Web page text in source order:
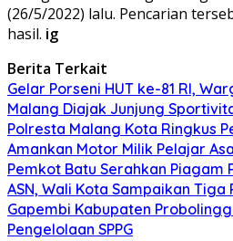
(26/5/2022) lalu. Pencarian
hasil. ig
Berita Terkait
Gelar Porseni HUT ke-81 RI,
Malang Diajak Junjung
Polresta Malang Kota Ringkus
Amankan Motor Milik Pelajar
Pemkot Batu Serahkan Piagam
ASN, Wali Kota Sampaikan Tiga
Gapembi Kabupaten
Pengelolaan SPPG